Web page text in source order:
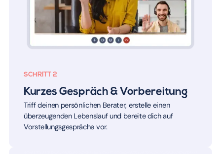
SCHRITT 2
Kurzes Gespräch & Vorbereitung
Triff deinen persönlichen Berater, erstelle einen
überzeugenden Lebenslauf und bereite dich auf
Vorstellungsgespräche vor.